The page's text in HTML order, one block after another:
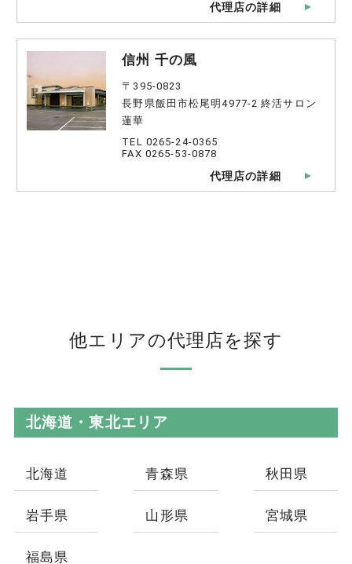
代理店の詳細
信州 千の風
〒395-0823
長野県飯田市松尾明4977-2 終活サロン
蓮華
TEL 0265-24-0365
FAX 0265-53-0878
代理店の詳細
他エリアの代理店を探す
北海道・東北エリア
北海道 青森県 秋田県
岩手県 山形県 宮城県
福島県